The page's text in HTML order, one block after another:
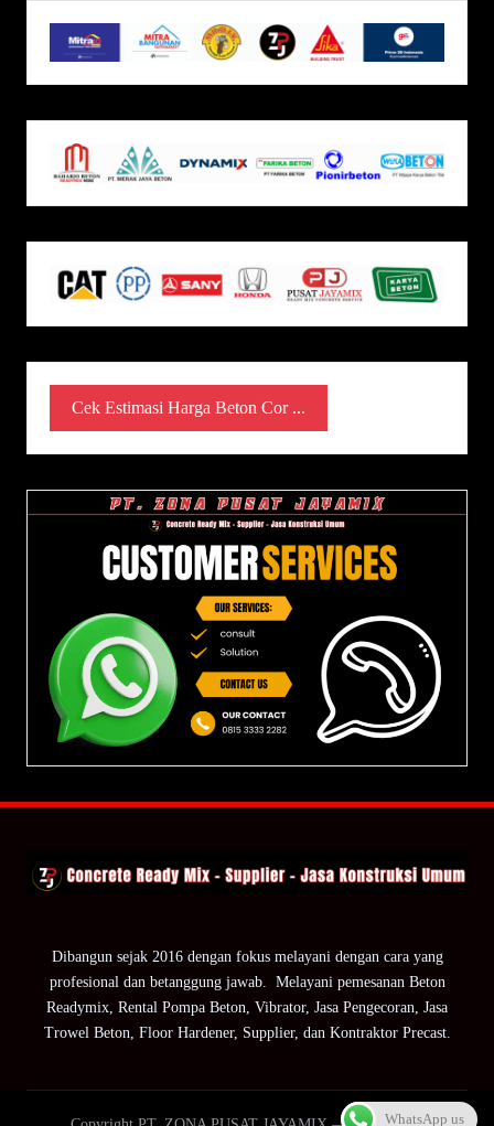
Cek Estimasi Harga Beton Cor ...
Dibangun sejak 2016 dengan fokus melayani dengan cara yang
profesional dan betanggung jawab. Melayani pemesanan Beton
Readymix, Rental Pompa Beton, Vibrator, Jasa Pengecoran, Jasa
Trowel Beton, Floor Hardener, Supplier, dan Kontraktor Precast.
WhatsApp us